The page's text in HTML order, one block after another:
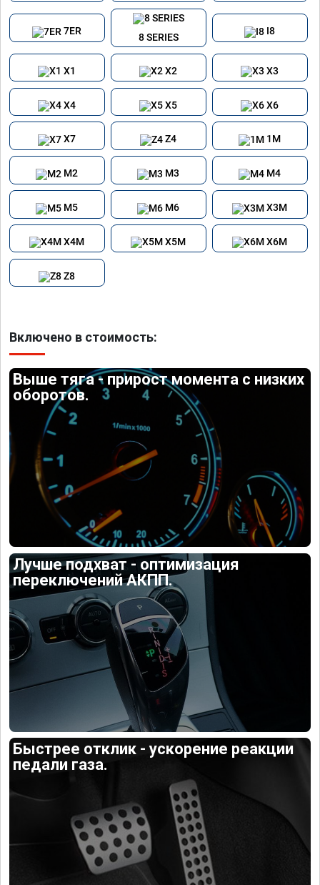
7ER
8 SERIES
I8
X1 X2 X3
X4 X5 X6
X7 Z4 1M
M2 M3 M4
M5 M6 X3M
X4M X5M X6M
Z8
Включено в стоимость:
Выше тяга - прирост момента с низких
оборотов.
Лучше подхват - оптимизация
переключений АКПП.
Быстрее отклик - ускорение реакции
педали газа.